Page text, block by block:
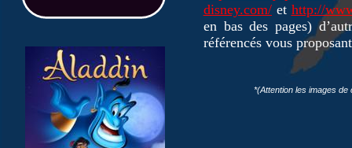
disney.com/et http://
en bas des pages)
référencés vous
*(Attention les images de